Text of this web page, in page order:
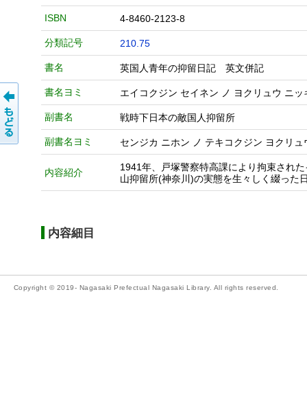
ISBN 4-8460-2123-8
分類記号 210.75
書名 英国人青年の抑留日記 英文併記
書名ヨミ エイコクジン セイネン ノ ヨクリュウ ニッ
副書名 戦時下日本の敵国人抑留所
副書名ヨミ センジカ ニホン ノ テキコクジン ヨクリュ
内容紹介
1941年、戸塚警察特高課により拘束され
山抑留所(神奈川)の実態を生々しく綴った
内容細目
Copyright © 2019- Nagasaki Prefectual Nagasaki Library. All rights reserved.